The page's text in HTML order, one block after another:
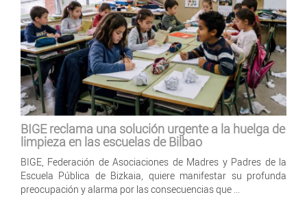
BIGE reclama una solución urgente a la huelga de
limpieza en las escuelas de Bilbao
BIGE, Federación de Asociaciones de Madres y Padres de la
Escuela Pública de Bizkaia, quiere manifestar su profunda
preocupación y alarma por las consecuencias que ...